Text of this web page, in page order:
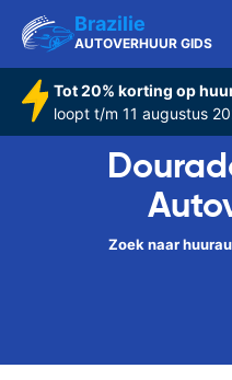
Brazilie
AUTOVERHUUR GIDS
Tot 20% korting op
loopt t/m 11 augustus
Zoek naar